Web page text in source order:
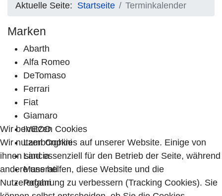
Aktuelle Seite: Startseite Terminkalender
Marken
Abarth
Alfa Romeo
DeTomaso
Ferrari
Fiat
Giamaro
IVECO
Lamborghini
Lancia
Maserati
Pagani
Wir benutzen Cookies
Wir nutzen Cookies auf unserer Website. Einige von
ihnen sind essenziell für den Betrieb der Seite, während
andere uns helfen, diese Website und die
Nutzererfahrung zu verbessern (Tracking Cookies). Sie